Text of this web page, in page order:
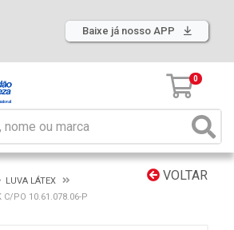
Baixe já nosso APP
0
VOLTAR
LUVA LÁTEX
C/PO 10.61.078.06-P